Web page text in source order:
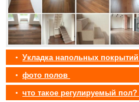
• Укладка напольных покрытий
• фото полов
• что такое регулируемый пол?